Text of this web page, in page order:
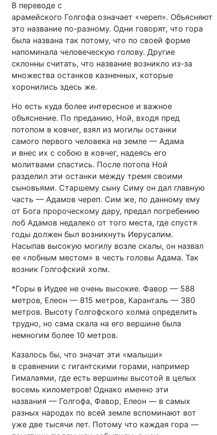
В переводе с
арамейского Голгофа означает «череп». Объясняют
это название по-разному. Одни говорят, что гора
была названа так потому, что по своей форме
напоминала человеческую голову. Другие
склонны считать, что название возникло из-за
множества останков казненных, которые
хоронились здесь же.
Но есть куда более интересное и важное
объяснение. По преданию, Ной, входя пред
потопом в ковчег, взял из могилы останки
самого первого человека на земле — Адама
и внес их с собою в ковчег, надеясь его
молитвами спастись. После потопа Ной
разделил эти останки между тремя своими
сыновьями. Старшему сыну Симу он дал главную
часть — Адамов череп. Сим же, по данному ему
от Бога пророческому дару, предал погребению
лоб Адамов недалеко от того места, где спустя
годы должен был возникнуть Иерусалим.
Насыпав высокую могилу возле скалы, он назвал
ее «лобным местом» в честь головы Адама. Так
возник Голгофский холм.
*Горы в Иудее не очень высокие. Фавор — 588
метров, Елеон — 815 метров, Каранталь — 380
метров. Высоту Голгофского холма определить
трудно, но сама скала на его вершине была
немногим более 10 метров.
Казалось бы, что значат эти «малыши»
в сравнении с гигантскими горами, например
Гималаями, где есть вершины высотой в целых
восемь километров! Однако именно эти
названия — Голгофа, Фавор, Елеон — в самых
разных народах по всей земле вспоминают вот
уже две тысячи лет. Потому что каждая гора —